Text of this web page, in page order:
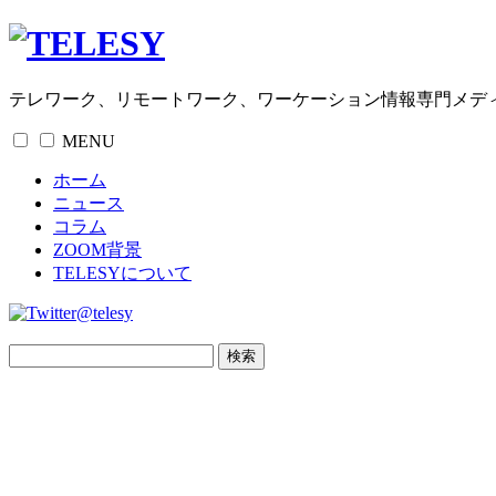
テレワーク、リモートワーク、ワーケーション情報専門メデ
MENU
ホーム
ニュース
コラム
ZOOM背景
TELESYについて
@telesy